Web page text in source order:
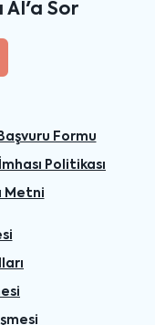
AI'a Sor
Formu
Politikası
Metni